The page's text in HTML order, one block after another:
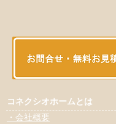
コネクシオホームとは
​・会社概要